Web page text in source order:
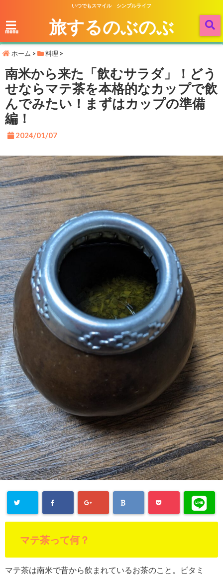
いつでもスマイル シンプルライフ
menu 旅するのぶのぶ
ホーム > 料理 >
南米から来た「飲むサラダ」！どう
せならマテ茶を本格的なカップで飲
んでみたい！まずはカップの準備
編！
2024/01/07
マテ茶って何？
マテ茶は南米で昔から飲まれているお茶のこと。ビタミ